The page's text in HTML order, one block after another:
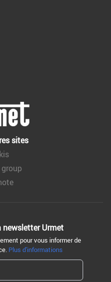
sites
newsletter Urmet
pour vous informer de
Plus d'informations